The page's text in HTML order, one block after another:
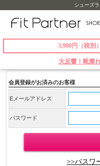
シューズ
3,900円（税別
大反響！靴擦
会員登録がお済みのお客様
Eメールアドレス
パスワード
>>パスワ